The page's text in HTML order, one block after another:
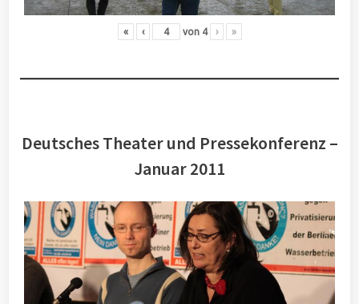
« ‹ von 4 › »
Deutsches Theater und Pressekonferenz –
Januar 2011